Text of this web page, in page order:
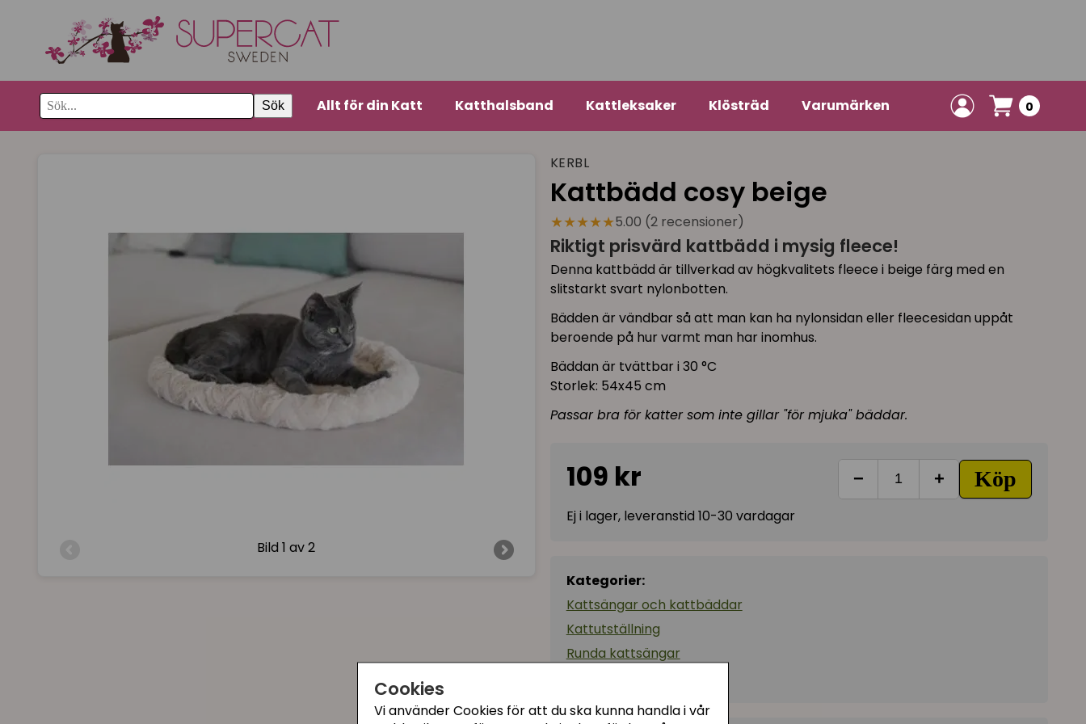
Cookies
Vi använder Cookies för att du ska kunna handla i vår
Sök Allt för din Katt Katthalsband Kattleksaker Klösträd Varumärken 0
Bild1 av 2
KERBL
Kattbädd cosy beige
★★★★★5.00 (2 recensioner)
Riktigt prisvärd kattbädd i mysig fleece!
Denna kattbädd är tillverkad av högkvalitets fleece i beige färg med en
slitstarkt svart nylonbotten.
Bädden är vändbar så att man kan ha nylonsidan eller fleecesidan uppåt
beroende på hur varmt man har inomhus.
Bäddan är tvättbar i 30 °C
Storlek: 54x45 cm
Passar bra för katter som inte gillar "för mjuka" bäddar.
109 kr − + Köp
Ej i lager, leveranstid 10-30 vardagar
Kategorier:
Kattsängar och kattbäddar
Kattutställning
Runda kattsängar